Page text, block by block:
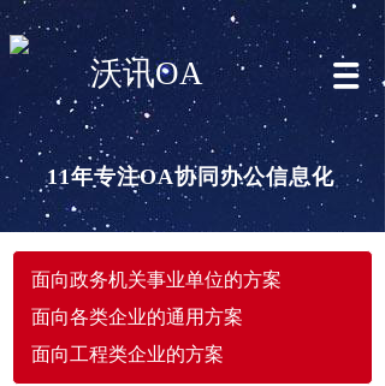
沃讯OA
11年专注OA协同办公信息化
面向政务机关事业单位的方案
面向各类企业的通用方案
面向工程类企业的方案